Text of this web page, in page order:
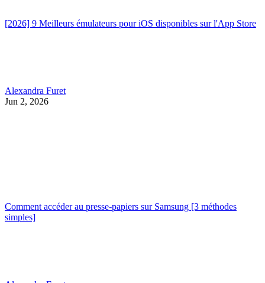
[2026] 9 Meilleurs émulateurs pour iOS disponibles sur l'App Store
Alexandra Furet
Jun 2, 2026
Comment accéder au presse-papiers sur Samsung [3 méthodes
simples]